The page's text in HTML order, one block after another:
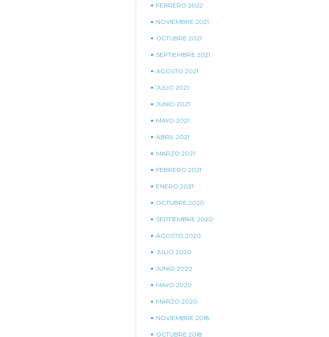
FEBRERO 2022
NOVIEMBRE 2021
OCTUBRE 2021
SEPTIEMBRE 2021
AGOSTO 2021
JULIO 2021
JUNIO 2021
MAYO 2021
ABRIL 2021
MARZO 2021
FEBRERO 2021
ENERO 2021
OCTUBRE 2020
SEPTIEMBRE 2020
AGOSTO 2020
JULIO 2020
JUNIO 2020
MAYO 2020
MARZO 2020
NOVIEMBRE 2018
OCTUBRE 2018